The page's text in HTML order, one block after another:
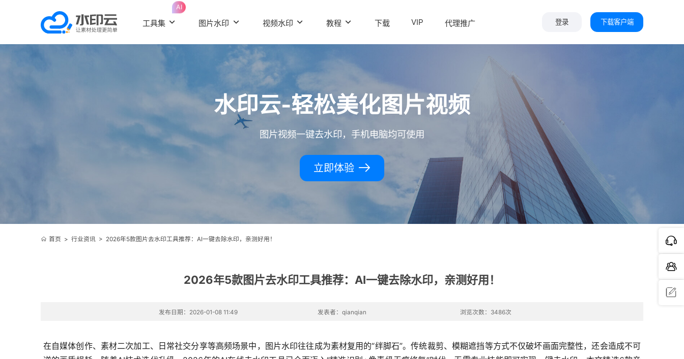
工具集
AI
图片水印 视频水印 教程 下载 VIP 代理推广 登录 下载客户端
水印云-轻松美化图片视频
图片视频一键去水印，手机电脑均可使用
立即体验
首页 > 行业资讯> 2026年5款图片去水印工具推荐：AI一键去除水印，亲测好用！
2026年5款图片去水印工具推荐：AI一键去除水印，亲测好用！
发布日期：2026-01-08 11:49 发表者：qianqian 浏览次数：3486次
在自媒体创作、素材二次加工、日常社交分享等高频场景中，图片水印往往成为素材复用的“绊脚石”。传统裁剪、模糊遮挡等方式不仅破坏画面完整性，还会造成不可